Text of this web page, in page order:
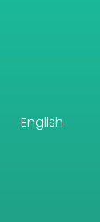
English